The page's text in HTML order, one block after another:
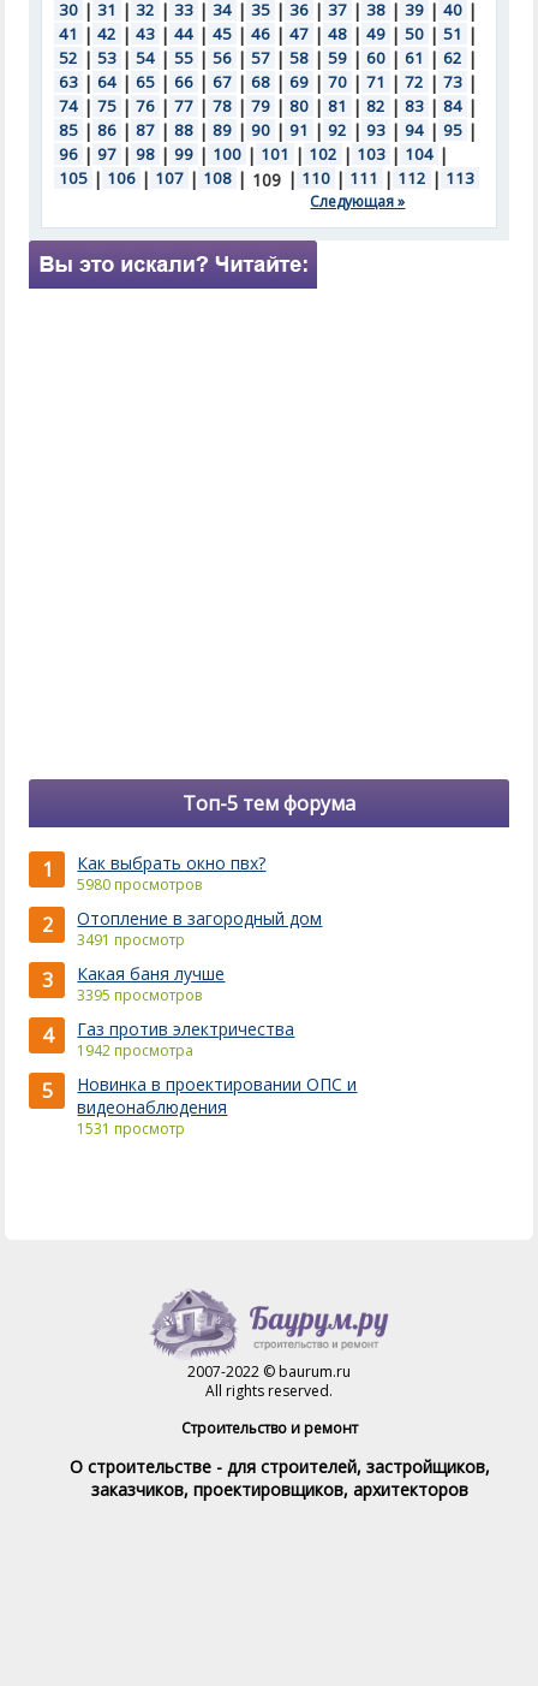
30 | 31 | 32 | 33 | 34 | 35 | 36 | 37 | 38 | 39 | 40 |
41 | 42 | 43 | 44 | 45 | 46 | 47 | 48 | 49 | 50 | 51 |
52 | 53 | 54 | 55 | 56 | 57 | 58 | 59 | 60 | 61 | 62 |
63 | 64 | 65 | 66 | 67 | 68 | 69 | 70 | 71 | 72 | 73 |
74 | 75 | 76 | 77 | 78 | 79 | 80 | 81 | 82 | 83 | 84 |
85 | 86 | 87 | 88 | 89 | 90 | 91 | 92 | 93 | 94 | 95 |
96 | 97 | 98 | 99 | 100 | 101 | 102 | 103 | 104 |
105 | 106 | 107 | 108 | 109 | 110 | 111 | 112 | 113
Следующая »
Топ-5 тем форума
1 Как выбрать окно пвх?
5980 просмотров
2 Отопление в загородный дом
3491 просмотр
3 Какая баня лучше
3395 просмотров
4 Газ против электричества
1942 просмотра
5
Новинка в проектировании ОПС и
видеонаблюдения
1531 просмотр
2007-2022 © baurum.ru
All rights reserved.
Строительство и ремонт
О строительстве - для строителей, застройщиков,
заказчиков, проектировщиков, архитекторов